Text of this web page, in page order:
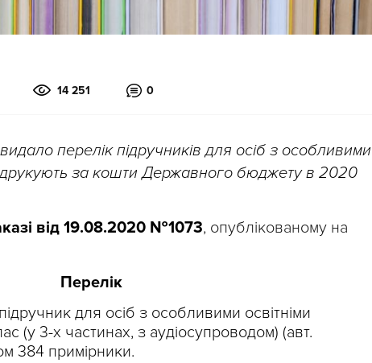
14 251 0
видало перелік підручників для осіб з особливими
за кошти Державного бюджету в 2020
від 19.08.2020 №1073, опублікованому на
Перелік
для осіб з особливими освітніми
(у 3-х частинах, з аудіосупроводом) (авт.
384 примірники.